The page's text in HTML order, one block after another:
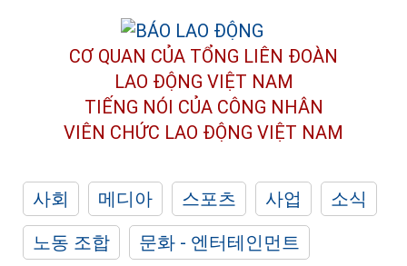
CƠ QUAN CỦA TỔNG LIÊN ĐOÀN
LAO ĐỘNG VIỆT NAM
TIẾNG NÓI CỦA CÔNG NHÂN
VIÊN CHỨC LAO ĐỘNG VIỆT NAM
사회 메디아 스포츠 사업
소식
노동 조합
문화 - 엔터테인먼트